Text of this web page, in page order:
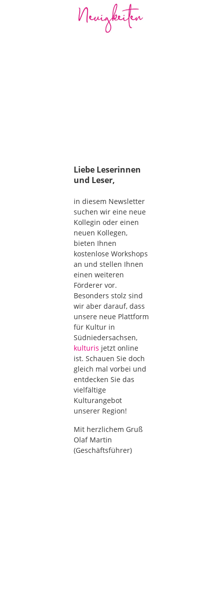
Liebe Leserinnen
und Leser,
in diesem Newsletter
suchen wir eine neue
Kollegin oder einen
neuen Kollegen,
bieten Ihnen
kostenlose Workshops
an und stellen Ihnen
einen weiteren
Förderer vor.
Besonders stolz sind
wir aber darauf, dass
unsere neue Plattform
für Kultur in
Südniedersachsen,
kulturis jetzt online
ist. Schauen Sie doch
gleich mal vorbei und
entdecken Sie das
vielfältige
Kulturangebot
unserer Region!
Mit herzlichem Gruß
Olaf Martin
(Geschäftsführer)